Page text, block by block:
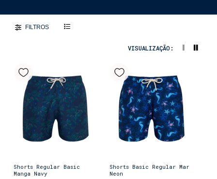
FILTROS
VISUALIZAÇÃO:
Shorts Regular Basic
Manga Navy
Shorts Basic Regular Mar
Neon